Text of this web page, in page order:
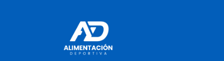
Fiona Edwards